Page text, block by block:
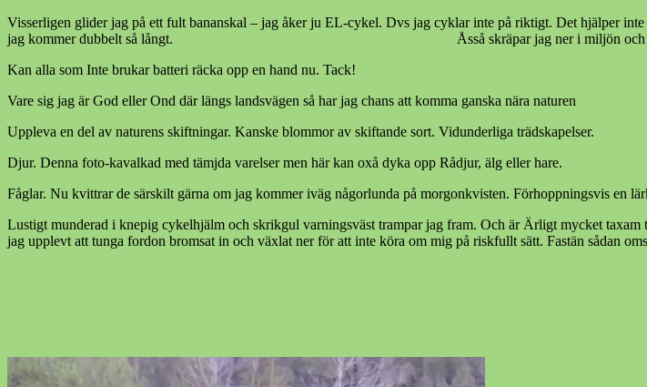
Visserligen glider jag på ett fult bananskal – jag åker ju EL-cykel. Dvs jag cyklar inte på riktigt. Det hjälper
jag kommer dubbelt så långt. Åsså skräpar jag ner i miljön och rider på
Kan alla som Inte brukar batteri räcka opp en hand nu. Tack!
Vare sig jag är God eller Ond där längs landsvägen så har jag chans att komma ganska nära naturen
Uppleva en del av naturens skiftningar. Kanske blommor av skiftande sort. Vidunderliga trädskapelser.
Djur. Denna foto-kavalkad med tämjda varelser men här kan oxå dyka opp Rådjur, älg eller hare.
Fåglar. Nu kvittrar de särskilt gärna om jag kommer iväg någorlunda på morgonkvisten. Förhoppningsvis en
Lustigt munderad i knepig cykelhjälm och skrikgul varningsväst trampar jag fram. Och är Ärligt mycket
jag upplevt att tunga fordon bromsat in och växlat ner för att inte köra om mig på riskfullt sätt. Fastän sådan